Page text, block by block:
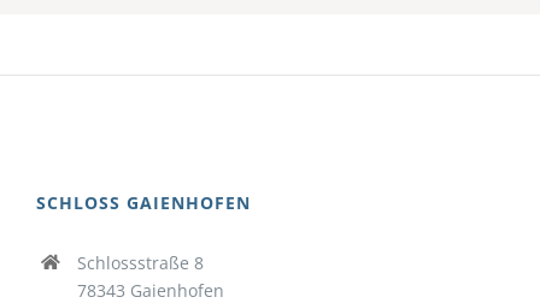
SCHLOSS GAIENHOFEN
Schlossstraße 8
78343 Gaienhofen